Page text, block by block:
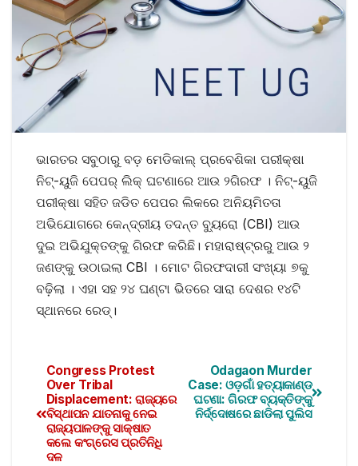
ଭାରତର ସବୁଠାରୁ ବଡ଼ ମେଡିକାଲ୍ ପ୍ରବେଶିକା ପରୀକ୍ଷା
ନିଟ୍‌-ୟୁଜି ପେପର୍‌ ଲିକ୍‌ ଘଟଣାରେ ଆଉ ୨ଗିରଫ । ନିଟ୍‌-ୟୁଜି
ପରୀକ୍ଷା ସହିତ ଜଡିତ ପେପର ଲିକରେ ଅନିୟମିତତା
ଅଭିଯୋଗରେ କେନ୍ଦ୍ରୀୟ ତଦନ୍ତ ବ୍ୟୁରୋ (CBI) ଆଉ
ଦୁଇ ଅଭିଯୁକ୍ତଙ୍କୁ ଗିରଫ କରିଛି। ମହାରାଷ୍ଟ୍ରରୁ ଆଉ ୨
ଜଣଙ୍କୁ ଉଠାଇଲା CBI । ମୋଟ ଗିରଫଦାରୀ ସଂଖ୍ୟା ୭କୁ
ବଢ଼ିଲା । ଏହା ସହ ୨୪ ଘଣ୍ଟା ଭିତରେ ସାରା ଦେଶର ୧୪ଟି
ସ୍ଥାନରେ ରେଡ୍‌।
Odagaon Murder
Case: ଓଡ଼ଗାଁ ହତ୍ୟାକାଣ୍ଡ
ଘଟଣା: ଗିରଫ ବ୍ୟକ୍ତିଙ୍କୁ
ନିର୍ଦ୍ଦୋଷରେ ଛାଡିଲା ପୁଲିସ
Congress Protest
Over Tribal
Displacement: ରାଜ୍ୟରେ
ବିସ୍ଥାପନ ଯାତନାକୁ ନେଇ
ରାଜ୍ୟପାଳଙ୍କୁ ସାକ୍ଷାତ
କଲେ କଂଗ୍ରେସ ପ୍ରତିନିଧି
ଦଳ